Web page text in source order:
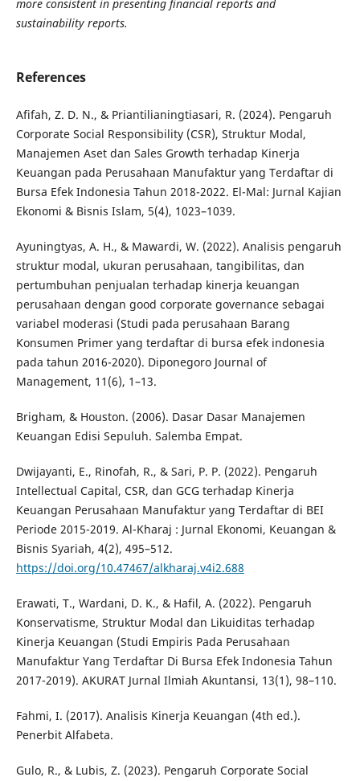
more consistent in presenting financial reports and
sustainability reports.
References
Afifah, Z. D. N., & Priantilianingtiasari, R. (2024). Pengaruh
Corporate Social Responsibility (CSR), Struktur Modal,
Manajemen Aset dan Sales Growth terhadap Kinerja
Keuangan pada Perusahaan Manufaktur yang Terdaftar di
Bursa Efek Indonesia Tahun 2018-2022. El-Mal: Jurnal Kajian
Ekonomi & Bisnis Islam, 5(4), 1023–1039.
Ayuningtyas, A. H., & Mawardi, W. (2022). Analisis pengaruh
struktur modal, ukuran perusahaan, tangibilitas, dan
pertumbuhan penjualan terhadap kinerja keuangan
perusahaan dengan good corporate governance sebagai
variabel moderasi (Studi pada perusahaan Barang
Konsumen Primer yang terdaftar di bursa efek indonesia
pada tahun 2016-2020). Diponegoro Journal of
Management, 11(6), 1–13.
Brigham, & Houston. (2006). Dasar Dasar Manajemen
Keuangan Edisi Sepuluh. Salemba Empat.
Dwijayanti, E., Rinofah, R., & Sari, P. P. (2022). Pengaruh
Intellectual Capital, CSR, dan GCG terhadap Kinerja
Keuangan Perusahaan Manufaktur yang Terdaftar di BEI
Periode 2015-2019. Al-Kharaj : Jurnal Ekonomi, Keuangan &
Bisnis Syariah, 4(2), 495–512.
https://doi.org/10.47467/alkharaj.v4i2.688
Erawati, T., Wardani, D. K., & Hafil, A. (2022). Pengaruh
Konservatisme, Struktur Modal dan Likuiditas terhadap
Kinerja Keuangan (Studi Empiris Pada Perusahaan
Manufaktur Yang Terdaftar Di Bursa Efek Indonesia Tahun
2017-2019). AKURAT Jurnal Ilmiah Akuntansi, 13(1), 98–110.
Fahmi, I. (2017). Analisis Kinerja Keuangan (4th ed.).
Penerbit Alfabeta.
Gulo, R., & Lubis, Z. (2023). Pengaruh Corporate Social